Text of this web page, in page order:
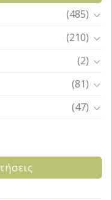
(485)
(210)
(2)
(81)
(47)